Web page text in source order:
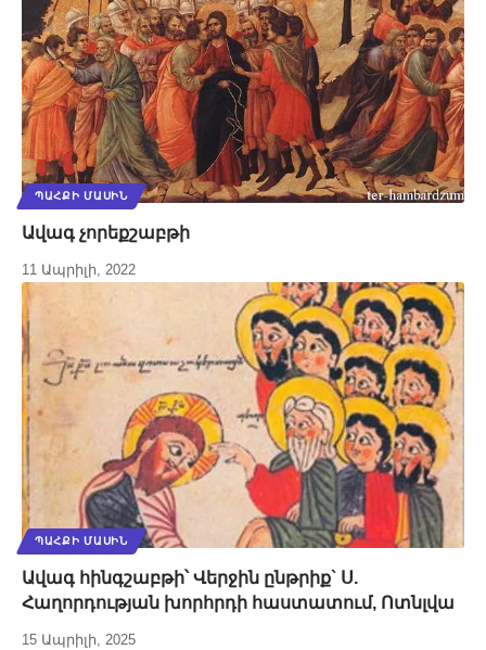
ՊԱՀՔԻ ՄԱՍԻՆ
Ավագ չորեքշաբթի
11 Ապրիլի, 2022
ՊԱՀՔԻ ՄԱՍԻՆ
Ավագ հինգշաբթի՝ Վերջին ընթրիք` Ս.
Հաղորդության խորհրդի հաստատում, Ոտնլվա
15 Ապրիլի, 2025